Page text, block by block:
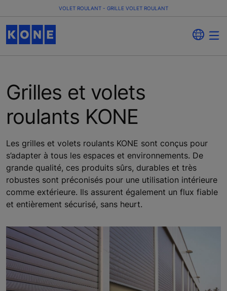
VOLET ROULANT - GRILLE VOLET ROULANT
Grilles et volets
roulants KONE
Les grilles et volets roulants KONE sont conçus pour
s’adapter à tous les espaces et environnements. De
grande qualité, ces produits sûrs, durables et très
robustes sont préconisés pour une utilisation intérieure
comme extérieure. Ils assurent également un flux fiable
et entièrement sécurisé, sans heurt.